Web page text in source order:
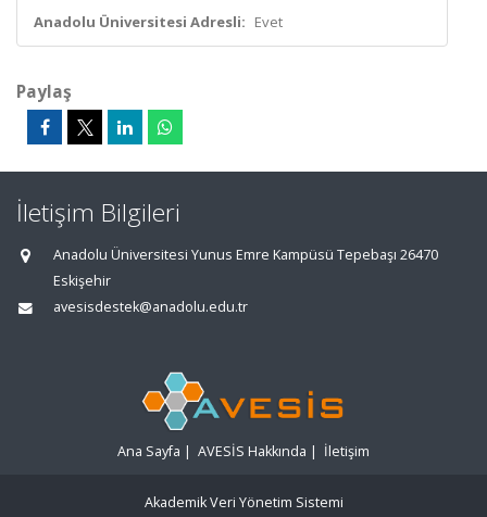
Anadolu Üniversitesi Adresli: Evet
Paylaş
İletişim Bilgileri
Anadolu Üniversitesi Yunus Emre Kampüsü Tepebaşı 26470
Eskişehir
avesisdestek@anadolu.edu.tr
Ana Sayfa | AVESİS Hakkında | İletişim
Akademik Veri Yönetim Sistemi